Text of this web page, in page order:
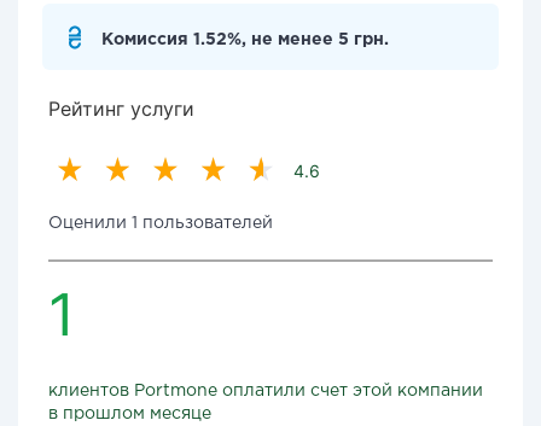
Комиссия 1.52%, не менее 5 грн.
Рейтинг услуги
4.6
Оценили 1 пользователей
1
клиентов Portmone оплатили счет этой компании
в прошлом месяце